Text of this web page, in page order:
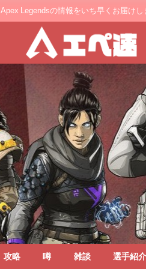
Apex Legendsの情報をいち早くお届けし
攻略 噂 雑談 選手紹介